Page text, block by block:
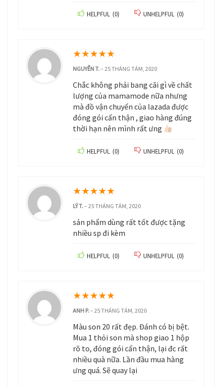
HELPFUL (0) UNHELPFUL (0)
★★★★★
NGUYỄN T.–25 THÁNG TÁM, 2020
Chắc không phải bang cãi gì về chất
lượng của mamamode nữa nhưng
mà đồ vận chuyển của lazada được
đóng gói cẩn thận , giao hàng đúng
thời hạn nên mình rất ưng
HELPFUL (0) UNHELPFUL (0)
★★★★★
LÝ T.–25 THÁNG TÁM, 2020
sản phẩm dùng rất tốt được tặng
nhiều sp đi kèm
HELPFUL (0) UNHELPFUL (0)
★★★★★
ANH P.–25 THÁNG TÁM, 2020
Màu son 20 rất đẹp. Đánh có bị bệt.
Mua 1 thỏi son mà shop giao 1 hộp
rõ to, đóng gói cẩn thận, lại đc rất
nhiều quà nữa. Lần đầu mua hàng
ưng quá. Sẽ quay lại